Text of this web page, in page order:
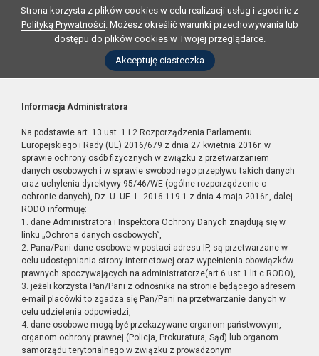
Strona korzysta z plików cookies w celu realizacji usług i zgodnie z
Polityką Prywatności. Możesz określić warunki przechowywania lub
dostępu do plików cookies w Twojej przeglądarce.
Akceptuję ciasteczka
Informacja Administratora
Na podstawie art. 13 ust. 1 i 2 Rozporządzenia Parlamentu
Europejskiego i Rady (UE) 2016/679 z dnia 27 kwietnia 2016r. w
sprawie ochrony osób fizycznych w związku z przetwarzaniem
danych osobowych i w sprawie swobodnego przepływu takich danych
oraz uchylenia dyrektywy 95/46/WE (ogólne rozporządzenie o
ochronie danych), Dz. U. UE. L. 2016.119.1 z dnia 4 maja 2016r., dalej
RODO informuję:
1. dane Administratora i Inspektora Ochrony Danych znajdują się w
linku „Ochrona danych osobowych”,
2. Pana/Pani dane osobowe w postaci adresu IP, są przetwarzane w
celu udostępniania strony internetowej oraz wypełnienia obowiązków
prawnych spoczywających na administratorze(art.6 ust.1 lit.c RODO),
3. jeżeli korzysta Pan/Pani z odnośnika na stronie będącego adresem
e-mail placówki to zgadza się Pan/Pani na przetwarzanie danych w
celu udzielenia odpowiedzi,
4. dane osobowe mogą być przekazywane organom państwowym,
organom ochrony prawnej (Policja, Prokuratura, Sąd) lub organom
samorządu terytorialnego w związku z prowadzonym